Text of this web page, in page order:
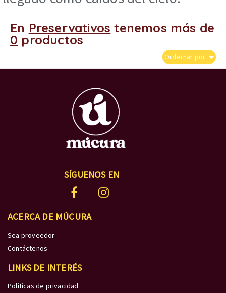
En Preservativos tenemos más de
0 productos
Ordernar por
SÍGUENOS EN
ACERCA DE MÚCURA
Sea proveedor
Contáctenos
LINKS DE INTERÉS
Políticas de privacidad